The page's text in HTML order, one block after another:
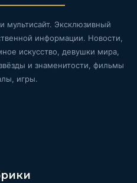
Эксклюзивный
информации. Новости,
искусство, девушки мира,
и знаменитости, фильмы
игры.